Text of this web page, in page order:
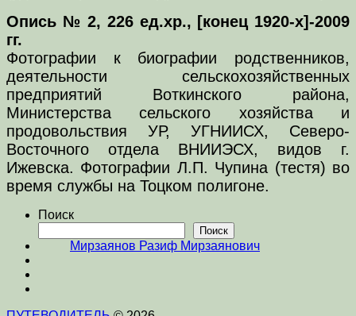
Опись № 2, 226 ед.хр., [конец 1920-х]-2009
гг.
Фотографии к биографии родственников,
деятельности сельскохозяйственных
предприятий Воткинского района,
Министерства сельского хозяйства и
продовольствия УР, УГНИИСХ, Северо-
Восточного отдела ВНИИЭСХ, видов г.
Ижевска. Фотографии Л.П. Чупина (тестя) во
время службы на Тоцком полигоне.
Поиск
Поиск
Мирзаянов Разиф Мирзаянович